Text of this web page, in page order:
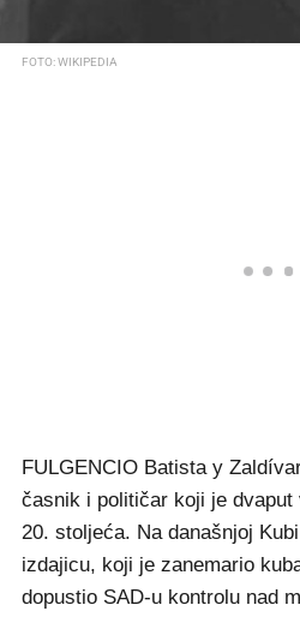
FOTO: WIKIPEDIA
FULGENCIO Batista y
časnik i političar koji je dvaput
20. stoljeća. Na današnjoj
izdajicu, koji je zanemario
dopustio SAD-u kontrolu nad